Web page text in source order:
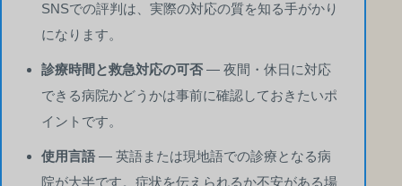
SNSでの評判は、実際の対応の質を知る手がかり
になります。
診療時間と救急対応の可否— 夜間・休日に対応
できる病院かどうかは事前に確認しておきたいポ
イントです。
使用言語 — 英語または現地語での診療となる病
院が大半です。症状を伝えられるか不安がある場